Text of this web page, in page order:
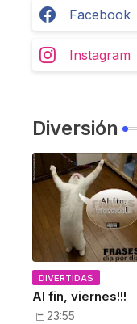
Facebook
Instagram
Diversión
DIVERTIDAS
Al fin, viernes!!!
23:55